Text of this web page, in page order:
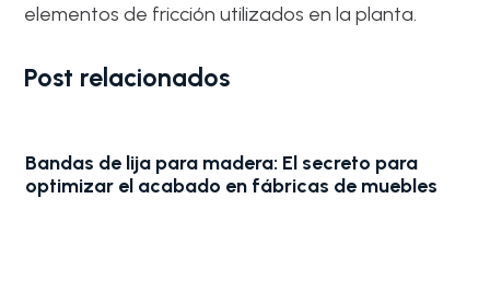
elementos de fricción utilizados en la planta.
Post relacionados
Bandas de lija para madera: El secreto para
optimizar el acabado en fábricas de muebles